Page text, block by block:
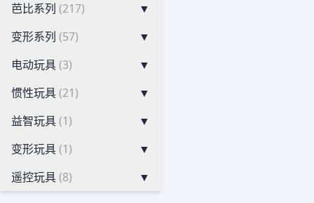
芭比系列 (217)
▼
变形系列 (57)
▼
电动玩具(3)
▼
惯性玩具(21)
▼
益智玩具(1)
▼
变形玩具(1)
▼
遥控玩具(8) ▼